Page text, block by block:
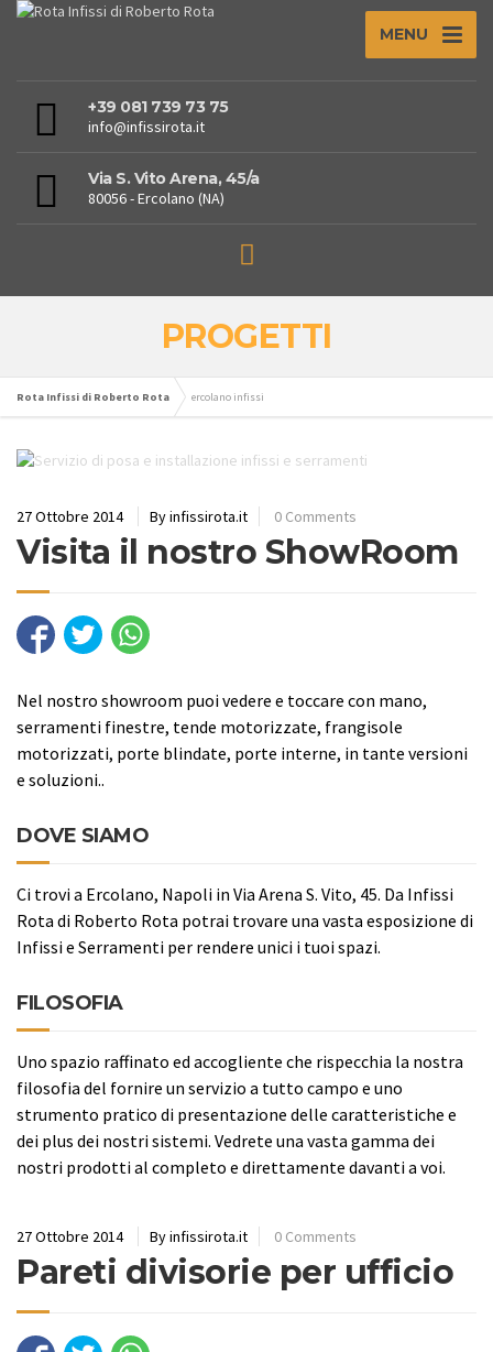
MENU
+39 081 739 73 75
info@infissirota.it
Via S. Vito Arena, 45/a
80056 - Ercolano (NA)
PROGETTI
Rota Infissi di Roberto Rota ercolano infissi
27 Ottobre 2014 By infissirota.it 0 Comments
Visita il nostro ShowRoom
Nel nostro showroom puoi vedere e toccare con mano,
serramenti finestre, tende motorizzate, frangisole
motorizzati, porte blindate, porte interne, in tante versioni
e soluzioni..
DOVE SIAMO
Ci trovi a Ercolano, Napoli in Via Arena S. Vito, 45. Da Infissi
Rota di Roberto Rota potrai trovare una vasta esposizione di
Infissi e Serramenti per rendere unici i tuoi spazi.
FILOSOFIA
Uno spazio raffinato ed accogliente che rispecchia la nostra
filosofia del fornire un servizio a tutto campo e uno
strumento pratico di presentazione delle caratteristiche e
dei plus dei nostri sistemi. Vedrete una vasta gamma dei
nostri prodotti al completo e direttamente davanti a voi.
27 Ottobre 2014 By infissirota.it 0 Comments
Pareti divisorie per ufficio